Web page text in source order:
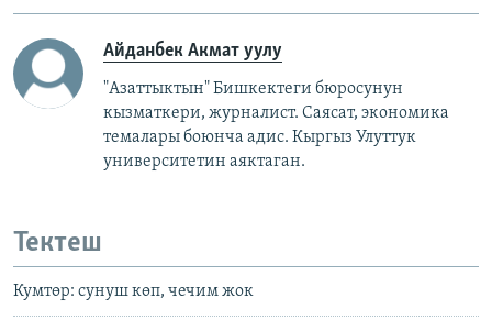
а
г
Айданбек Акмат уулу
"Азаттыктын" Бишкектеги бюросунун
кызматкери, журналист. Саясат, экономика
темалары боюнча адис. Кыргыз Улуттук
университетин аяктаган.
Тектеш
Кумтөр: сунуш көп, чечим жок